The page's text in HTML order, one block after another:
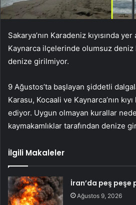
Sakarya’nın Karadeniz kıyısında
Kaynarca ilçelerinde olumsuz deniz
denize girilmiyor.
9 Ağustos’ta başlayan şiddetli
Karasu, Kocaali ve Kaynarca’nın
ediyor. Uygun olmayan kurallar
kaymakamlıklar tarafından denize
İlgili Makaleler
İran’da peş
Ağustos 9, 2026